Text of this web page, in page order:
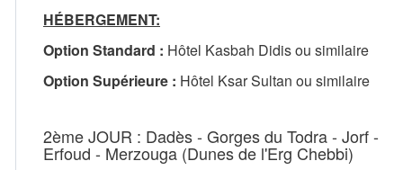
HÉBERGEMENT:
Option Standard : Hôtel Kasbah Didis ou similaire
Option Supérieure : Hôtel Ksar Sultan ou similaire
2ème JOUR : Dadès - Gorges du Todra - Jorf -
Erfoud - Merzouga (Dunes de l'Erg Chebbi)